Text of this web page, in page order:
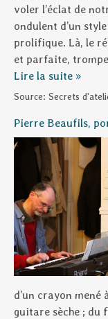
voler l’éclat de
ondulent d’un
prolifique. Là, le
et parfaite,
Lire la suite »
Source: Secrets
Pierre Beaufils,
d’un crayon mené
guitare sèche ; du